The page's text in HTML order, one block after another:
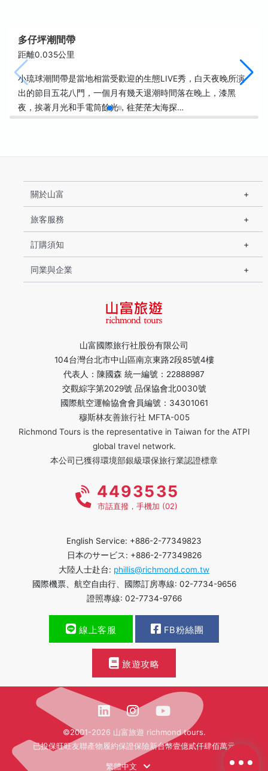
多仔坪潮間帶
距離0.035公里
小琉球潮間帶是當地相當受歡迎的生態LIVE秀，白天夜晚所演
出的節目五花八門，一個月有幾天退潮時間落在晚上，漆黑
夜，挨著月光和手電筒餘光，往茫茫大海探…
山富國際旅行社股份有限公司
104台灣台北市中山區南京東路2段85號4樓
代表人：陳國森 統一編號：22888987
交觀綜字第2029號 品保協會北0030號
國際航空運輸協會會員編號：34301061
穆斯林友善旅行社 MFTA-005
Richmond Tours is the representative in Taiwan for the ATPI
global travel network.
本公司已獲得環境部銀級環保旅行業認證標章
關於山富
旅客服務
訂購須知
同業與企業
4493535
市話直撥，手機加 (02)
English Service: +886-2-77349823
日本のサービス: +886-2-77349826
大陸人士赴台: phillis@richmond.com.tw
國際機票、航空自由行、國際訂房專線: 02-7734-9656
證照專線: 02-7734-9766
線上客服 FB粉絲團
旅遊攻略
©2001-2026 山富旅遊 richmond tours.
已投保旺旺友聯產物履約保證保險新台幣壹億貳仟肆佰萬元
繁體中文